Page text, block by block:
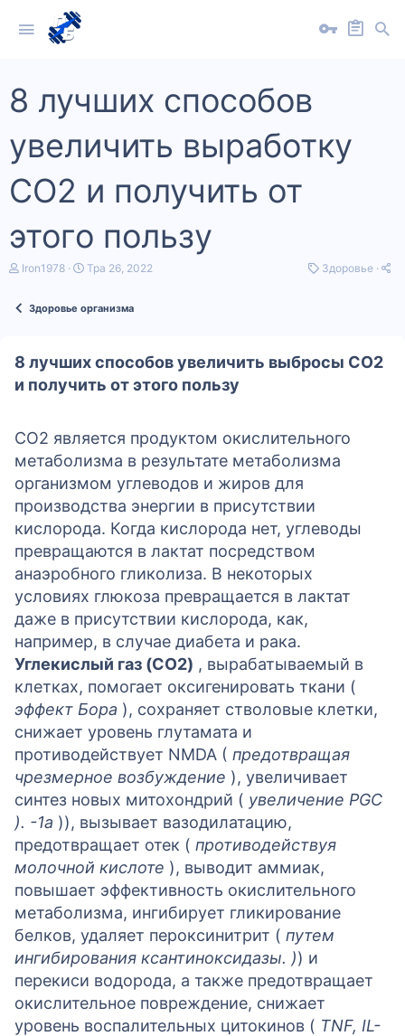
8 лучших способов
увеличить выработку
CO2 и получить от
этого пользу
А
о
е
м
и
Iron1978
Д
а
а
т
Тра 26, 2022
К
і
Здоровье
Здоровье организма
8 лучших способов увеличить выбросы CO2
и получить от этого пользу
CO2 является продуктом окислительного
метаболизма в результате метаболизма
организмом углеводов и жиров для
производства энергии в присутствии
кислорода. Когда кислорода нет, углеводы
превращаются в лактат посредством
анаэробного гликолиза. В некоторых
условиях глюкоза превращается в лактат
даже в присутствии кислорода, как,
например, в случае диабета и рака.
Углекислый газ (CO2) , вырабатываемый в
клетках, помогает оксигенировать ткани (
эффект Бора ), сохраняет стволовые клетки,
снижает уровень глутамата и
противодействует NMDA ( предотвращая
чрезмерное возбуждение ), увеличивает
синтез новых митохондрий ( увеличение PGC
). -1a )), вызывает вазодилатацию,
предотвращает отек ( противодействуя
молочной кислоте ), выводит аммиак,
повышает эффективность окислительного
метаболизма, ингибирует гликирование
белков, удаляет пероксинитрит ( путем
ингибирования ксантиноксидазы. )) и
перекиси водорода, а также предотвращает
окислительное повреждение, снижает
уровень воспалительных цитокинов ( TNF, IL-